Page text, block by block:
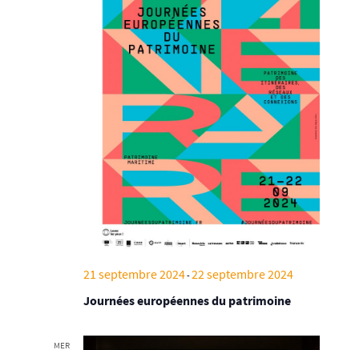
Journées européennes du patrimoine
21 septembre 2024-22 septembre 2024
MER